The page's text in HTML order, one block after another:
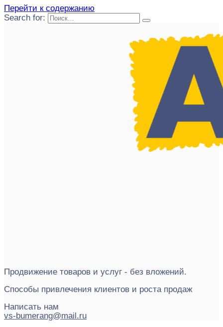
Перейти к содержанию
Search for:
Продвижение товаров и услуг - без вложений.
Способы привлечения клиентов и роста продаж
Написать нам
vs-bumerang@mail.ru